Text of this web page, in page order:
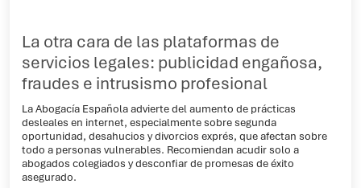
La otra cara de las plataformas de
servicios legales: publicidad engañosa,
fraudes e intrusismo profesional
La Abogacía Española advierte del aumento de prácticas
desleales en internet, especialmente sobre segunda
oportunidad, desahucios y divorcios exprés, que afectan sobre
todo a personas vulnerables. Recomiendan acudir solo a
abogados colegiados y desconfiar de promesas de éxito
asegurado.